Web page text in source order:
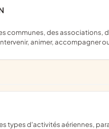
animer, accompagner